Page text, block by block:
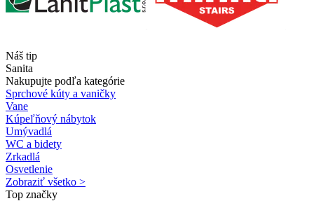
Náš tip
Sanita
Nakupujte podľa kategórie
Sprchové kúty a vaničky
Vane
Kúpeľňový nábytok
Umývadlá
WC a bidety
Zrkadlá
Osvetlenie
Zobraziť všetko >
Top značky